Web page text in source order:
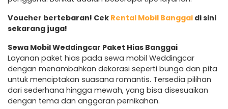
Voucher bertebaran! Cek Rental Mobil Banggai di sini
sekarang juga!
Sewa Mobil Weddingcar Paket Hias Banggai
Layanan paket hias pada sewa mobil Weddingcar
dengan menambahkan dekorasi seperti bunga dan pita
untuk menciptakan suasana romantis. Tersedia pilihan
dari sederhana hingga mewah, yang bisa disesuaikan
dengan tema dan anggaran pernikahan.